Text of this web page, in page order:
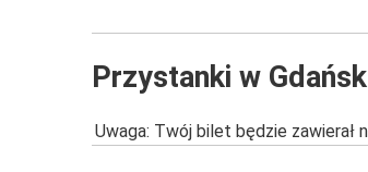
Przystanki w Gdańsk
Uwaga: Twój bilet będzie zawierał